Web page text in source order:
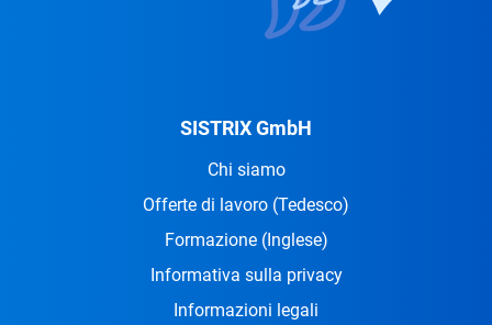
SISTRIX GmbH
Chi siamo
Offerte di lavoro (Tedesco)
Formazione (Inglese)
Informativa sulla privacy
Informazioni legali